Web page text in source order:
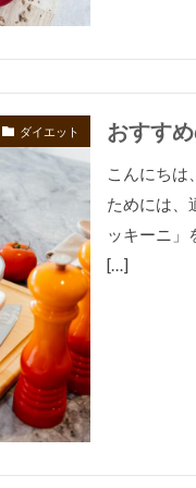
ダイエット おすす
こんにちは
ためには、
ッキーニ」
[…]